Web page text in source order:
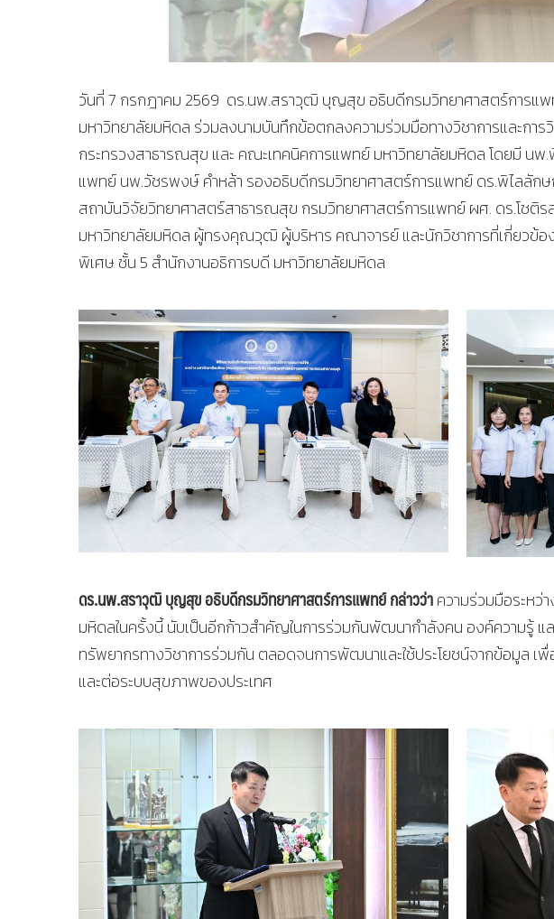
วันที่ 7 กรกฎาคม 2569 ดร.นพ.สราวุฒิ บุญสุข อธิบดีกรมวิทยาศาสตร์การแ
มหาวิทยาลัยมหิดล ร่วมลงนามบันทึกข้อตกลงความร่วมมือทางวิชาการและกา
กระทรวงสาธารณสุข และ คณะเทคนิคการแพทย์ มหาวิทยาลัยมหิดล โดยมี
แพทย์ นพ.วัชรพงษ์ คำหล้า รองอธิบดีกรมวิทยาศาสตร์การแพทย์ ดร.พิไลลัก
สถาบันวิจัยวิทยาศาสตร์สาธารณสุข กรมวิทยาศาสตร์การแพทย์ ผศ. ดร.โช
มหาวิทยาลัยมหิดล ผู้ทรงคุณวุฒิ ผู้บริหาร คณาจารย์ และนักวิชาการที่เกี่ยว
พิเศษ ชั้น 5 สำนักงานอธิการบดี มหาวิทยาลัยมหิดล
ดร.นพ.สราวุฒิ บุญสุข อธิบดีกรมวิทยาศาสตร์การแพทย์ กล่าวว่าความร่วมมือระหว่
มหิดลในครั้งนี้ นับเป็นอีกก้าวสำคัญในการร่วมกันพัฒนากำลังคน องค์ความรู้ แ
ทรัพยากรทางวิชาการร่วมกัน ตลอดจนการพัฒนาและใช้ประโยชน์จากข้อมูล เ
และต่อระบบสุขภาพของประเทศ